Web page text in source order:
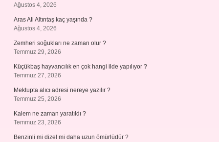
Ağustos 4, 2026
Aras Ali Altıntaş kaç yaşında ?
Ağustos 4, 2026
Zemheri soğukları ne zaman olur ?
Temmuz 29, 2026
Küçükbaş hayvancılık en çok hangi ilde yapılıyor ?
Temmuz 27, 2026
Mektupta alıcı adresi nereye yazılır ?
Temmuz 25, 2026
Kalem ne zaman yaratıldı ?
Temmuz 23, 2026
Benzinli mi dizel mi daha uzun ömürlüdür ?